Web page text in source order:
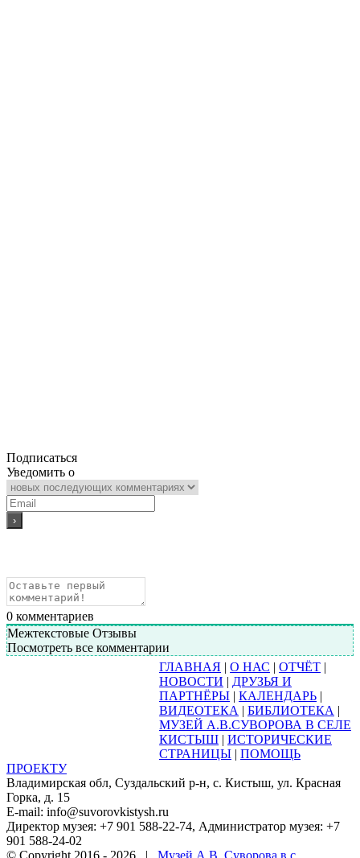
Подписаться
Уведомить о
0 комментариев
Межтекстовые Отзывы
Посмотреть все комментарии
ГЛАВНАЯ | О НАС | ОТЧЁТ |
НОВОСТИ | ДРУЗЬЯ И
ПАРТНЁРЫ | КАЛЕНДАРЬ |
ВИДЕОТЕКА | БИБЛИОТЕКА |
МУЗЕЙ А.В.СУВОРОВА В СЕЛЕ
КИСТЫШ | ИСТОРИЧЕСКИЕ
СТРАНИЦЫ | ПОМОЩЬ
ПРОЕКТУ
Владимирская обл, Суздальский р-н, с. Кистыш, ул. Красная
Горка, д. 15
E-mail: info@suvorovkistysh.ru
Директор музея: +7 901 588-22-74, Администратор музея: +7
901 588-24-02
© Copyright 2016 - 2026 | Музей А.В. Суворова в с.